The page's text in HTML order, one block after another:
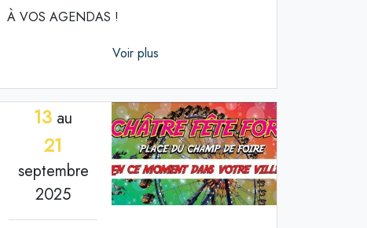
À VOS AGENDAS !
Voir plus
13 au
21
septembre
2025